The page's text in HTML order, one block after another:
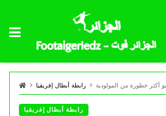
رابطة أبطال إفريقيا
رابطة أبطال إفريقيا